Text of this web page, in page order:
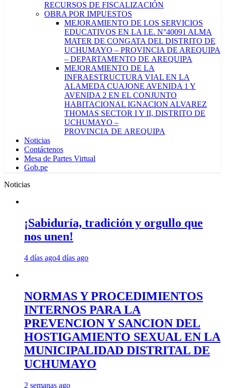
RECURSOS DE FISCALIZACIÓN
OBRA POR IMPUESTOS
MEJORAMIENTO DE LOS SERVICIOS
EDUCATIVOS EN LA I.E. N°40091 ALMA
MATER DE CONGATA DEL DISTRITO DE
UCHUMAYO – PROVINCIA DE AREQUIPA
– DEPARTAMENTO DE AREQUIPA
MEJORAMIENTO DE LA
INFRAESTRUCTURA VIAL EN LA
ALAMEDA CUAJONE AVENIDA 1 Y
AVENIDA 2 EN EL CONJUNTO
HABITACIONAL IGNACION ALVAREZ
THOMAS SECTOR I Y II, DISTRITO DE
UCHUMAYO –
PROVINCIA DE AREQUIPA
Noticias
Contáctenos
Mesa de Partes Virtual
Gob.pe
Noticias
¡Sabiduría, tradición y orgullo que
nos unen!
4 días ago4 días ago
NORMAS Y PROCEDIMIENTOS
INTERNOS PARA LA
PREVENCION Y SANCION DEL
HOSTIGAMIENTO SEXUAL EN LA
MUNICIPALIDAD DISTRITAL DE
UCHUMAYO
2 semanas ago